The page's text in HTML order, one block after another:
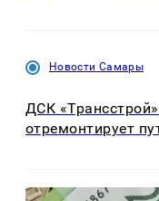
Новости Самары
ДСК
отремонтирует